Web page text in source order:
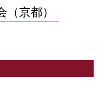
（京都）